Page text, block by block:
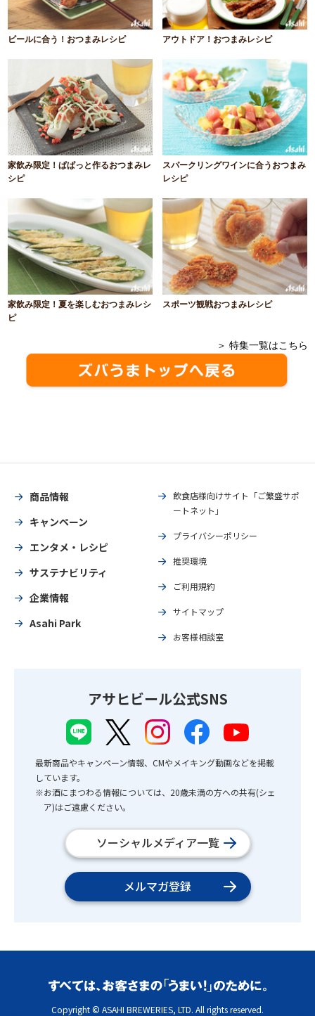
ビールに合う！おつまみレシピ アウトドア！おつまみレシピ
家飲み限定！ぱぱっと作るおつまみレ
シピ
スパークリングワインに合うおつまみ
レシピ
家飲み限定！夏を楽しむおつまみレシ
ピ
スポーツ観戦おつまみレシピ
＞ 特集一覧はこちら
商品情報
キャンペーン
エンタメ・レシピ
サステナビリティ
企業情報
Asahi Park
飲食店様向けサイト「ご繁盛サポ
ートネット」
プライバシーポリシー
推奨環境
ご利用規約
サイトマップ
お客様相談室
アサヒビール公式SNS
最新商品やキャンペーン情報、CMやメイキング動画などを掲載
しています。
※お酒にまつわる情報については、20歳未満の方への共有(シェ
ア)はご遠慮ください。
ソーシャルメディア一覧
メルマガ登録
Copyright © ASAHI BREWERIES, LTD. All rights reserved.